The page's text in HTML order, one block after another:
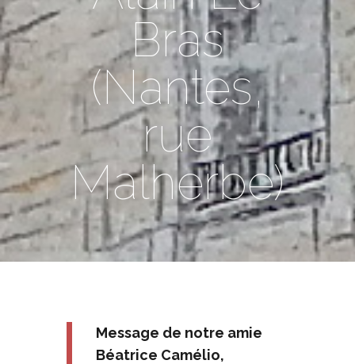
Bras
(Nantes,
rue
Malherbe)
Message de notre amie
Béatrice Camélio,